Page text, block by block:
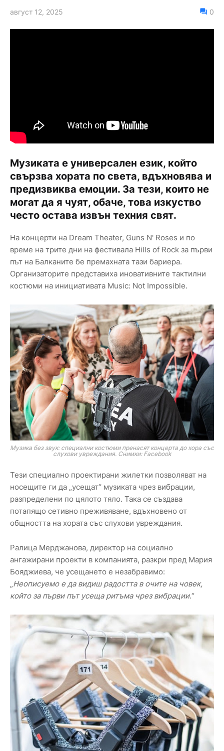
август 12, 2025 0
Музиката е универсален език, който
свързва хората по света, вдъхновява и
предизвиква емоции. За тези, които не
могат да я чуят, обаче, това изкуство
често остава извън техния свят.
На концерти на Dream Theater, Guns N' Roses и по
време на трите дни на фестивала Hills of Rock за първи
път на Балканите бе премахната тази бариера.
Организаторите представиха иновативните тактилни
костюми на инициативата Music: Not Impossible.
Музика без звук: специални костюми пренасят концерта до хора със
слухови увреждания. Снимки: Facebook
Тези специално проектирани жилетки позволяват на
носещите ги да „усещат“ музиката чрез вибрации,
разпределени по цялото тяло. Така се създава
потапящо сетивно преживяване, вдъхновено от
общността на хората със слухови увреждания.
Ралица Мерджанова, директор на социално
ангажирани проекти в компанията, разкри пред Мария
Бояджиева, че усещането е незабравимо:
Неописуемо е да видиш радостта в очите на човек,
който за първи път усеща ритъма чрез вибрации.“